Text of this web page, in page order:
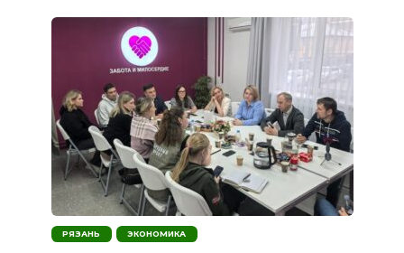
РЯЗАНЬ ЭКОНОМИКА